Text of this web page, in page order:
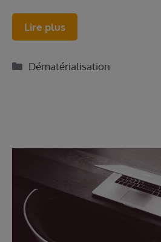
Lire plus
Catégories
Dématérialisation